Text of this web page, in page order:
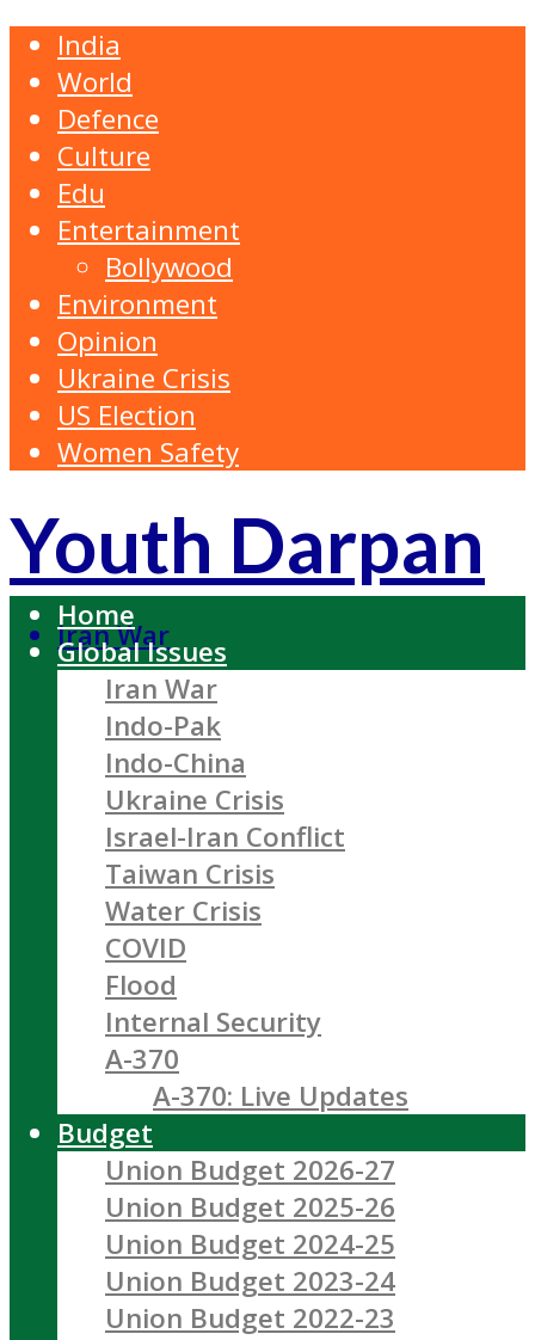
India
World
Defence
Culture
Edu
Entertainment
Bollywood
Environment
Opinion
Ukraine Crisis
US Election
Women Safety
Youth Darpan
Iran War
Home
Global Issues
Iran War
Indo-Pak
Indo-China
Ukraine Crisis
Israel-Iran Conflict
Taiwan Crisis
Water Crisis
COVID
Flood
Internal Security
A-370
A-370: Live Updates
Budget
Union Budget 2026-27
Union Budget 2025-26
Union Budget 2024-25
Union Budget 2023-24
Union Budget 2022-23